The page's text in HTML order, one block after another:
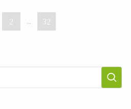
2 ... 32